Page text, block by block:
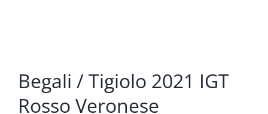
Begali / Tigiolo 2021 IGT
Rosso Veronese